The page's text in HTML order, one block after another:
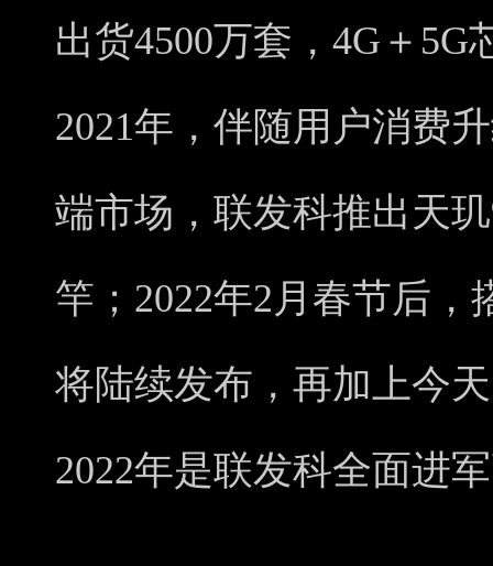
出货4500万套，4G＋
2021年，伴随用户消费
端市场，联发科推出天
竿；2022年2月春节后，
将陆续发布，再加上今
2022年是联发科全面进